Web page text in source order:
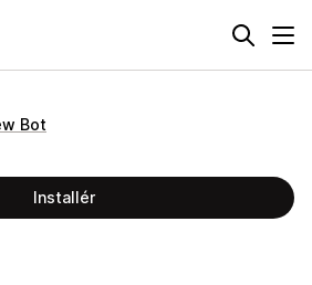
Bot
Installér